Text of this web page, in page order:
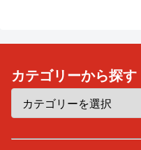
カテゴリーから探す